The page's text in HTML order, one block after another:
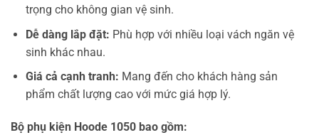
trọng cho không gian vệ sinh.
Dễ dàng lắp đặt: Phù hợp với nhiều loại vách ngăn vệ
sinh khác nhau.
Giá cả cạnh tranh: Mang đến cho khách hàng sản
phẩm chất lượng cao với mức giá hợp lý.
Bộ phụ kiện Hoode 1050 bao gồm: